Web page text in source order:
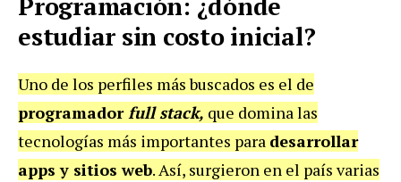
estudiar sin costo inicial?
Uno de los perfiles más buscados es el de
programador full stack, que domina las
tecnologías más importantes para desarrollar
apps y sitios web. Así, surgieron en el país varias